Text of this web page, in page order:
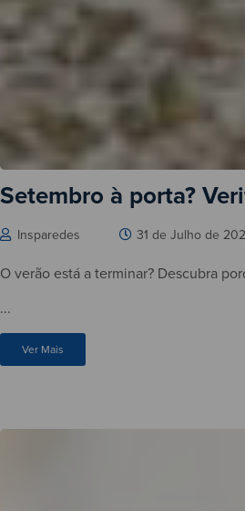
Setembro à porta?
Insparedes 31 de Julho de
O verão está a terminar? Descubra
...
Ver Mais